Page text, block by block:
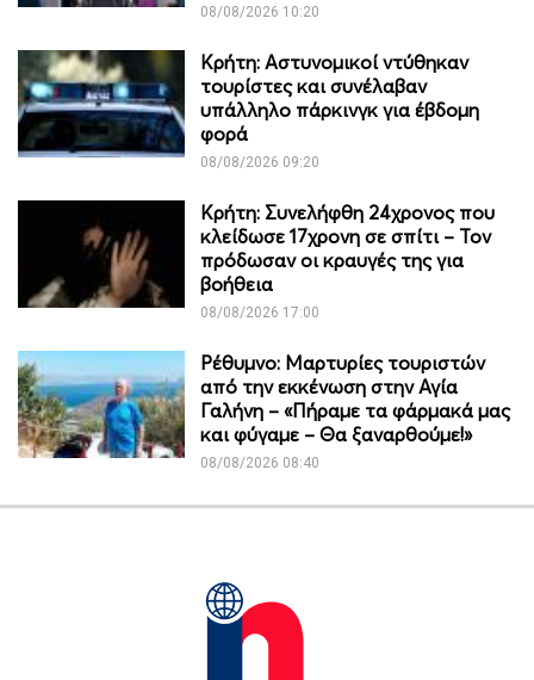
08/08/2026 10:20
Κρήτη: Αστυνομικοί ντύθηκαν
τουρίστες και συνέλαβαν
υπάλληλο πάρκινγκ για έβδομη
φορά
08/08/2026 09:20
Κρήτη: Συνελήφθη 24χρονος που
κλείδωσε 17χρονη σε σπίτι – Τον
πρόδωσαν οι κραυγές της για
βοήθεια
08/08/2026 17:00
Ρέθυμνο: Μαρτυρίες τουριστών
από την εκκένωση στην Αγία
Γαλήνη – «Πήραμε τα φάρμακά μας
και φύγαμε – Θα ξαναρθούμε!»
08/08/2026 08:40